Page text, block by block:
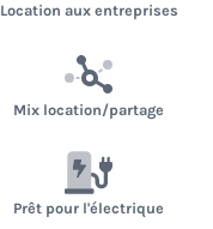
Location aux entreprises
Mix location/partage
Prêt pour l'électrique